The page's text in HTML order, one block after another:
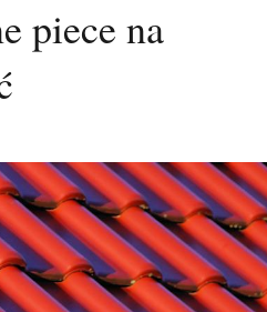
piece na